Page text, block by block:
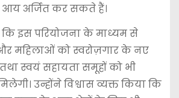
आय अर्जित कर सकते हैं।
इस परियोजना के माध्यम से
महिलाओं को स्वरोज़गार के नए
तथा स्वयं सहायता समूहों को भी
उन्होंने विश्वास व्यक्त किया कि